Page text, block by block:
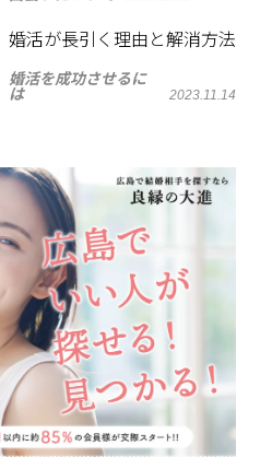
婚活が長引く理由と解消方法
婚活を成功させるに
は
2023.11.14